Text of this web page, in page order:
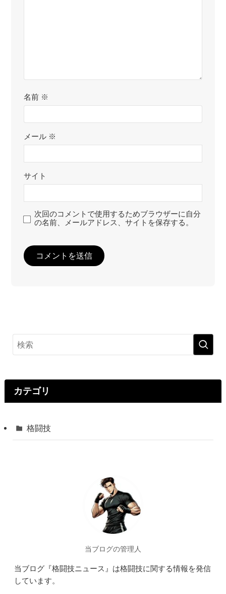
名前 ※
メール ※
サイト
次回のコメントで使用するためブラウザーに自分
の名前、メールアドレス、サイトを保存する。
カテゴリ
格闘技
当ブログの管理人
当ブログ『格闘技ニュース』は格闘技に関する情報を発信
しています。